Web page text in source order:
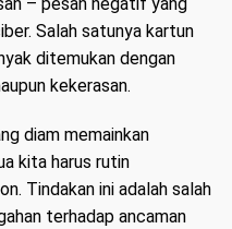
Salah satunya kartun
ditemukan dengan
kekerasan.
diam memainkan
kita harus rutin
Tindakan ini adalah salah
terhadap ancaman